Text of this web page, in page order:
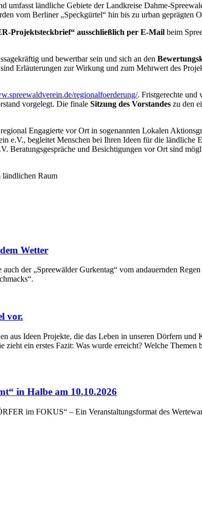
ländliche Gebiete der Landkreise Dahme-
vom Berliner „Speckgürtel“ hin bis zu urban geprägten
Projektsteckbrief“ ausschließlich per E-Mail beim
und bewertbar sein und sich an den
Erläuterungen zur Wirkung und zum Mehrwert des
regionalfoerderung/. Fristgerechte und
vorgelegt. Die finale Sitzung des Vorstandes zu den
Engagierte vor Ort in sogenannten Lokalen
e.V., begleitet Menschen bei Ihren Ideen für die
Beratungsgespräche und Besichtigungen vor Ort sind
Raum
Wetter
der „Spreewälder Gurkentag“ vom andauernden
vor.
Ideen Projekte, die das Leben in unseren Dörfern und
ein erstes Fazit: Was wurde erreicht? Welche Themen
in Halbe am 10.10.2026
im FOKUS“ – Ein Veranstaltungsformat des